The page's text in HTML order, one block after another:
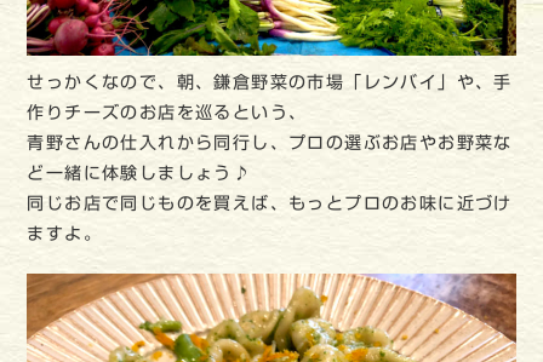
せっかくなので、朝、鎌倉野菜の市場「レンバイ」や、手
作りチーズのお店を巡るという、
青野さんの仕入れから同行し、プロの選ぶお店やお野菜な
ど一緒に体験しましょう♪
同じお店で同じものを買えば、もっとプロのお味に近づけ
ますよ。